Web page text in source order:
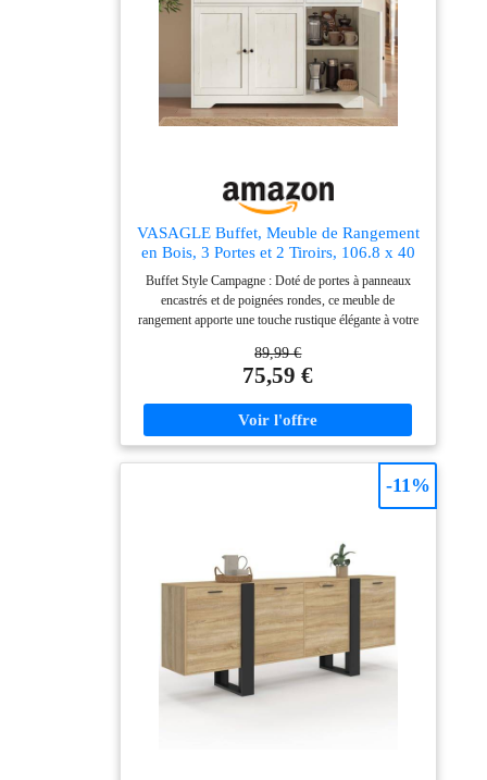
VASAGLE Buffet, Meuble de Rangement
en Bois, 3 Portes et 2 Tiroirs, 106.8 x 40
x 80 cm, Blanc Nuage, Bahut pour
Salon, Salle à Manger et Entrée,
Collection Siren LSC531WJ01
Buffet Style Campagne : Doté de portes à panneaux
encastrés et de poignées rondes, ce meuble de
rangement apporte une touche rustique élégante à votre
un espace de vie harmonieux 3 Portes Et 2 Tiroirs :
Mesurant 106.8 x 40 x 80 cm, ce bahut spacieux offre
tiroirs pratiques pour garder vos couverts et petits
accessoires à l'abri des regards Meuble Café Ou
salle à manger ou en meuble multimédia dans le salon,
grâce au trou passe-câbles à l'arrière qui permet de
d’aggloméré et MDF durables, ce meuble d'entrée est
équipé d'un dispositif de fixation murale et d'un
stabilisateur avant pour garantir une sécurité totale et
éliminer tout risque de chute Pièces Numérotées Et
Notice : Fini le stress du montage, chaque élément est
clairement identifié pour vous guider pas à pas ; une
installation à deux personnes est recommandée pour
assembler ce meuble rapidement et sans effort
89,99 €
75,59 €
-11%